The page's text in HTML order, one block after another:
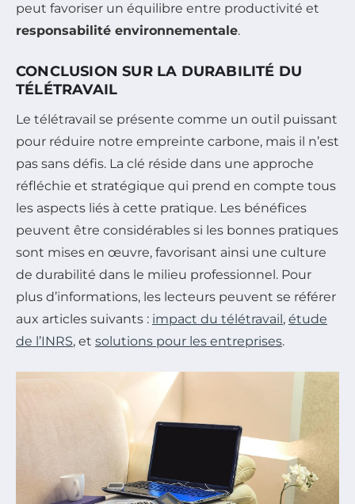
peut favoriser un équilibre entre productivité et
responsabilité environnementale.
CONCLUSION SUR LA DURABILITÉ DU
TÉLÉTRAVAIL
Le télétravail se présente comme un outil puissant
pour réduire notre empreinte carbone, mais il n’est
pas sans défis. La clé réside dans une approche
réfléchie et stratégique qui prend en compte tous
les aspects liés à cette pratique. Les bénéfices
peuvent être considérables si les bonnes pratiques
sont mises en œuvre, favorisant ainsi une culture
de durabilité dans le milieu professionnel. Pour
plus d’informations, les lecteurs peuvent se référer
aux articles suivants : impact du télétravail , étude
de l’INRS, et solutions pour les entreprises.